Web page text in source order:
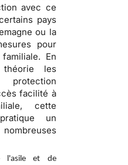
avec ce
pays
ou la
pour
En
théorie les
protection
facilité à
cette
un
l'asile et de